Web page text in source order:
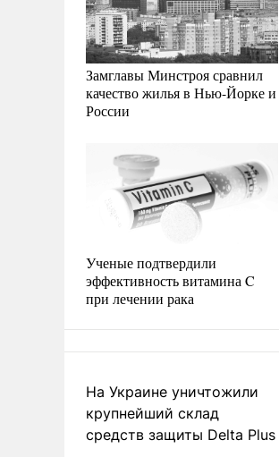
Замглавы Минстроя сравнил
качество жилья в Нью-Йорке и
России
Ученые подтвердили
эффективность витамина C
при лечении рака
На Украине уничтожили
крупнейший склад
средств защиты Delta Plus